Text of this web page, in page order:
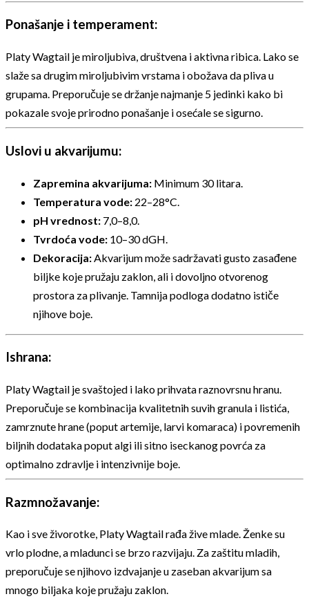
Ponašanje i temperament:
Platy Wagtail je miroljubiva, društvena i aktivna ribica. Lako se
slaže sa drugim miroljubivim vrstama i obožava da pliva u
grupama. Preporučuje se držanje najmanje 5 jedinki kako bi
pokazale svoje prirodno ponašanje i osećale se sigurno.
Uslovi u akvarijumu:
Zapremina akvarijuma: Minimum 30 litara.
Temperatura vode: 22–28°C.
pH vrednost: 7,0–8,0.
Tvrdoća vode: 10–30 dGH.
Dekoracija: Akvarijum može sadržavati gusto zasađene
biljke koje pružaju zaklon, ali i dovoljno otvorenog
prostora za plivanje. Tamnija podloga dodatno ističe
njihove boje.
Ishrana:
Platy Wagtail je svaštojed i lako prihvata raznovrsnu hranu.
Preporučuje se kombinacija kvalitetnih suvih granula i listića,
zamrznute hrane (poput artemije, larvi komaraca) i povremenih
biljnih dodataka poput algi ili sitno iseckanog povrća za
optimalno zdravlje i intenzivnije boje.
Razmnožavanje:
Kao i sve živorotke, Platy Wagtail rađa žive mlade. Ženke su
vrlo plodne, a mladunci se brzo razvijaju. Za zaštitu mladih,
preporučuje se njihovo izdvajanje u zaseban akvarijum sa
mnogo biljaka koje pružaju zaklon.